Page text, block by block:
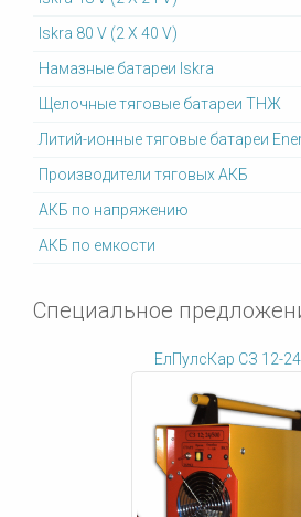
Iskra 80 V (2 X 40 V)
Намазные батареи Iskra
Щелочные тяговые батареи ТНЖ
Литий-ионные тяговые батареи
Производители тяговых АКБ
АКБ по напряжению
АКБ по емкости
Специальное
ЕлПулсКар СЗ 12-